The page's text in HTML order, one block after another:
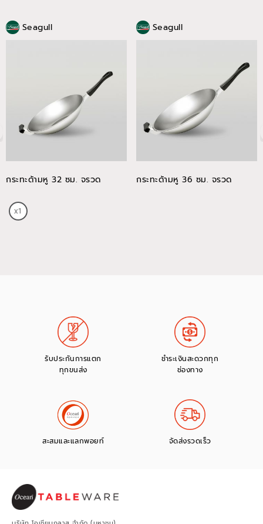
Seagull
กระทะด้ามหู 32 ซม. จรวด
Seagull
กระทะด้ามหู 36 ซม. จรวด
รับประกันการแตก
ทุกขนส่ง
ชำระเงินสะดวกทุก
ช่องทาง
สะสมและแลกพอยท์ จัดส่งรวดเร็ว